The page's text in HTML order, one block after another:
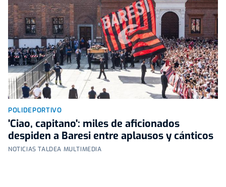
POLIDEPORTIVO
'Ciao, capitano': miles de aficionados
despiden a Baresi entre aplausos y cánticos
NOTICIAS TALDEA MULTIMEDIA